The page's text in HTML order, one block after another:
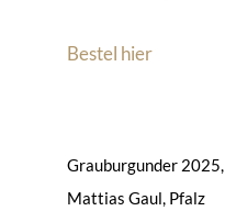
Bestel hier
Grauburgunder 2025,
Mattias Gaul, Pfalz